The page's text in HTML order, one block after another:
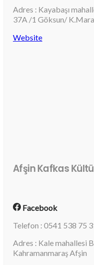
Adres : Kayabaşı
37A /1 Göksun/
Website
Afşin Kafkas
Facebook
Telefon : 0541 538 75
Adres : Kale mahallesi
Kahramanmaraş Afşin